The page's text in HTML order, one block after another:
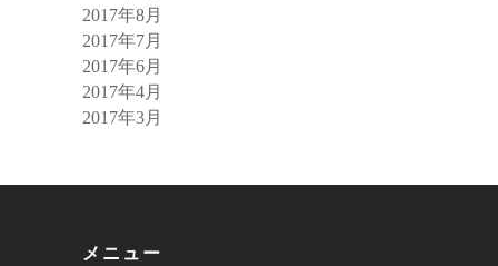
2017年8月
2017年7月
2017年6月
2017年4月
2017年3月
メニュー